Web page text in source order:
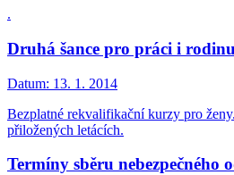
.
Druhá šance pro práci i rodinu
Datum: 13. 1. 2014
Bezplatné rekvalifikační kurzy pro
přiložených letácích.
Termíny sběru nebezpečného